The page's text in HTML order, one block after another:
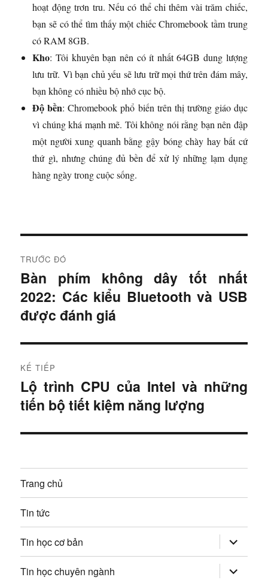
hoạt động trơn tru. Nếu có thể chi thêm vài trăm chiếc,
bạn sẽ có thể tìm thấy một chiếc Chromebook tầm trung
có RAM 8GB.
Kho: Tôi khuyên bạn nên có ít nhất 64GB dung lượng
lưu trữ. Vì bạn chủ yếu sẽ lưu trữ mọi thứ trên đám mây,
bạn không có nhiều bộ nhớ cục bộ.
Độ bền: Chromebook phổ biến trên thị trường giáo dục
vì chúng khá mạnh mẽ. Tôi không nói rằng bạn nên đập
một người xung quanh bằng gậy bóng chày hay bất cứ
thứ gì, nhưng chúng đủ bền để xử lý những lạm dụng
hàng ngày trong cuộc sống.
i
ề
u
h
ư
ớ
b
à
i
v
i
TRƯỚC ĐÓ
B
à
i
r
c
:
Bàn phím không dây tốt nhất
2022: Các kiểu Bluetooth và USB
được đánh giá
KẾ TIẾP
B
à
t
ế
p
Lộ trình CPU của Intel và những
tiến bộ tiết kiệm năng lượng
Trang chủ
Tin tức
Tin học cơ bản mở
rộng
trình
đơn
con
Tin học chuyên ngành mở